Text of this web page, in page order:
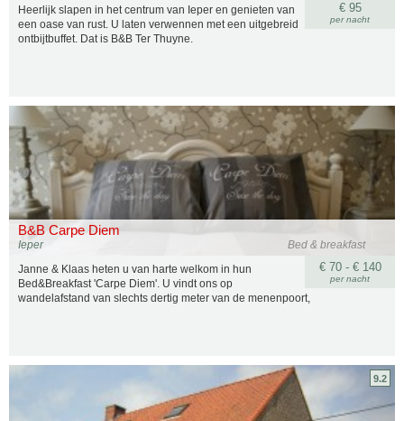
€ 95
per nacht
Heerlijk slapen in het centrum van Ieper en genieten van
een oase van rust. U laten verwennen met een uitgebreid
ontbijtbuffet. Dat is B&B Ter Thuyne.
B&B Carpe Diem
Bed & breakfast
Ieper
€ 70 - € 140
per nacht
Janne & Klaas heten u van harte welkom in hun
Bed&Breakfast 'Carpe Diem'. U vindt ons op
wandelafstand van slechts dertig meter van de menenpoort,
9.2